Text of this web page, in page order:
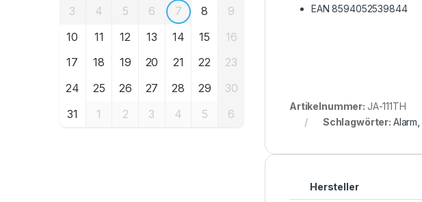
EAN 8594052539844
Artikelnummer: JA-111TH
Schlagwörter: Alarm,
Hersteller
3
4 5 6 7 8
9
10
11 12 13 14 15
16
17
18 19 20 21 22
23
24
25 26 27 28 29
30
31
1 2 3 4 5 6